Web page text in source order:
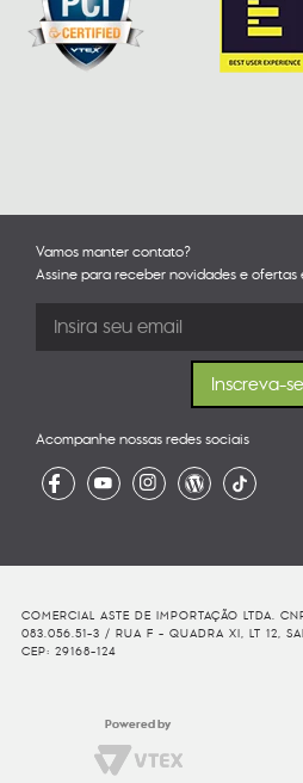
Vamos manter contato?
Assine para receber novidades e ofertas
Acompanhe nossas redes sociais
COMERCIAL ASTE DE IMPORTAÇÃO LTDA.
083.056.51-3 / RUA F - QUADRA XI, LT 12,
CEP: 29168-124
Powered by